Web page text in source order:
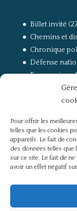
Pour offrir les
telles que les cookies
appareils. Le fait de
des données telles
sur ce site. Le fait de
avoir un effet négatif
Billet invité
Chemins et
Chronique
Défense
Economie
(168)
La guerre, la
Non classé
Partis
Présentation
Références